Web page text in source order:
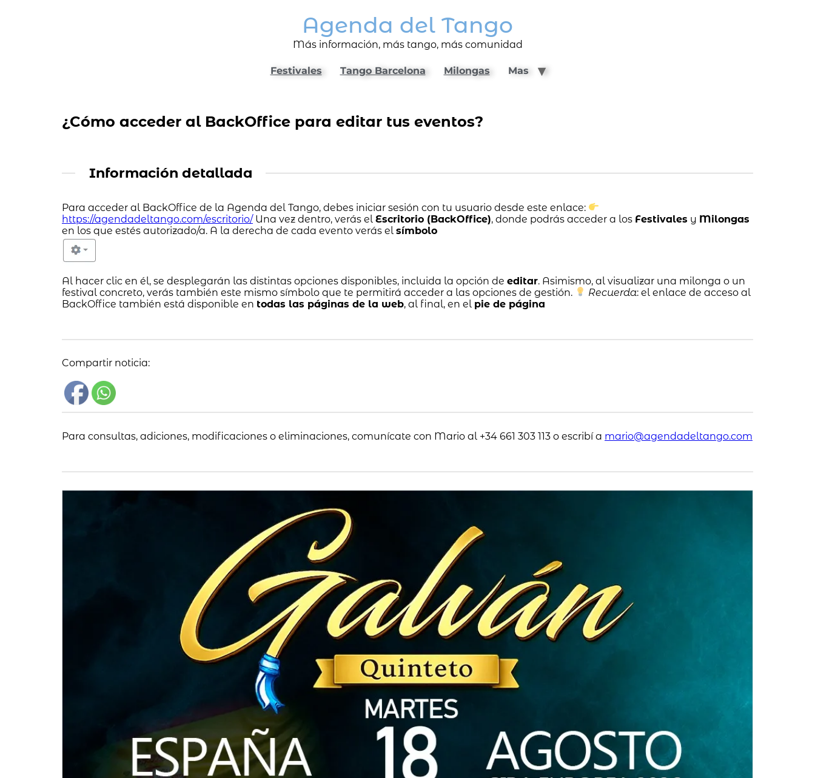
Agenda del Tango
Más información, más tango, más comunidad
Festivales Tango Barcelona Milongas Mas
¿Cómo acceder al BackOffice para editar tus eventos?
Información detallada
Para acceder al BackOffice de la Agenda del Tango, debes iniciar sesión con tu usuario desde este enlace:
https://agendadeltango.com/escritorio/Una vez dentro, verás el Escritorio (BackOffice), donde podrás acceder a los Festivales y Milongas
en los que estés autorizado/a. A la derecha de cada evento verás el símbolo
Al hacer clic en él, se desplegarán las distintas opciones disponibles, incluida la opción de editar. Asimismo, al visualizar una milonga o un
festival concreto, verás también este mismo símbolo que te permitirá acceder a las opciones de gestión.
Recuerda: el enlace de acceso al
BackOffice también está disponible en todas las páginas de la web, al final, en el pie de página
Compartir noticia:
Para consultas, adiciones, modificaciones o eliminaciones, comunícate con Mario al +34 661 303 113 o escribí a mario@agendadeltango.com